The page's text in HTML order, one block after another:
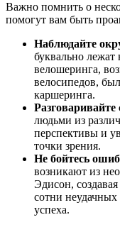
Важно помнить о
помогут вам быть
Наблюдайте
буквально
велошеринга,
велосипедов,
каршеринга.
людьми из
перспективы и
точки зрения.
Не бойтесь
возникают из
Эдисон,
сотни
успеха.